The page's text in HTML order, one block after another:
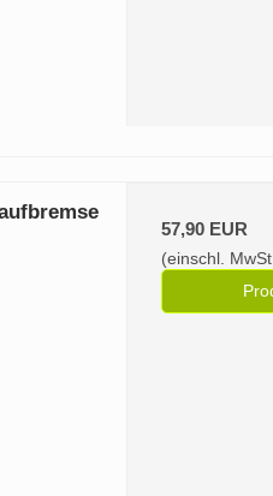
57,90 EUR
(einschl.